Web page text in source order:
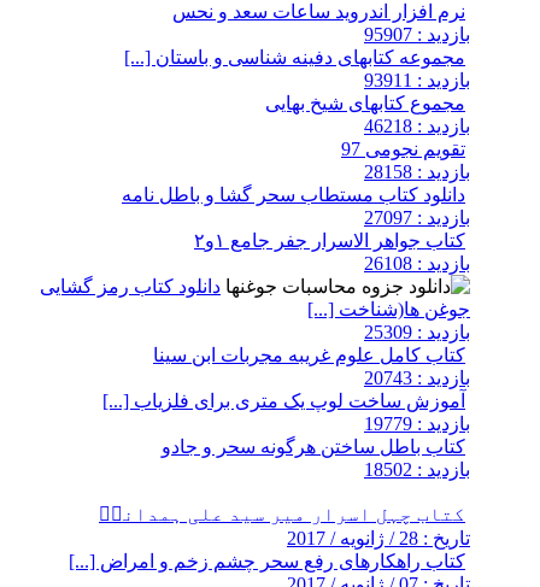
نرم افزار اندروید ساعات سعد و نحس
بازدید : 95907
مجموعه کتابهای دفینه شناسی و باستان [...]
بازدید : 93911
مجموع کتابهای شیخ بهایی
بازدید : 46218
تقویم نجومی 97
بازدید : 28158
دانلود کتاب مستطاب سحر گشا و باطل نامه
بازدید : 27097
کتاب جواهر الاسرار جفر جامع ۱و۲
بازدید : 26108
دانلود کتاب رمز گشایی
جوغن ها(شناخت [...]
بازدید : 25309
کتاب کامل علوم غریبه مجربات ابن سینا
بازدید : 20743
آموزش ساخت لوپ یک متری برای فلزیاب [...]
بازدید : 19779
کتاب باطل ساختن هرگونه سحر و جادو
بازدید : 18502
کتاب چہل اسرار میر سید علی ہمدانیؒ
تاریخ : 28 / ژانویه / 2017
کتاب راهکارهای رفع سحر چشم زخم و امراض [...]